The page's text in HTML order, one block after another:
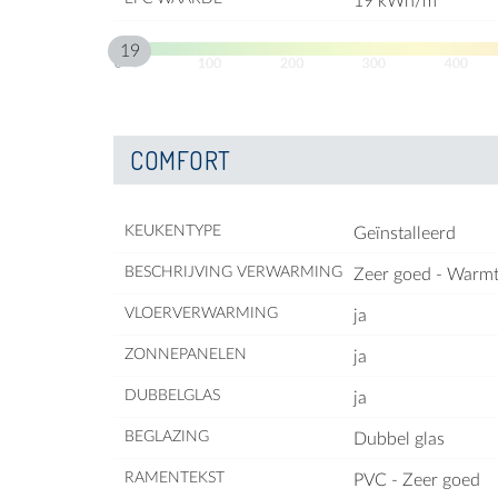
19
COMFORT
KEUKENTYPE Geïnstalleerd
BESCHRIJVING VERWARMING Zeer goed -
VLOERVERWARMING ja
ZONNEPANELEN ja
DUBBELGLAS ja
BEGLAZING Dubbel glas
RAMENTEKST PVC - Zeer goed